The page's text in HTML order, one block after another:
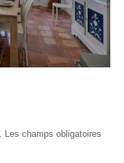
Les champs obligatoires